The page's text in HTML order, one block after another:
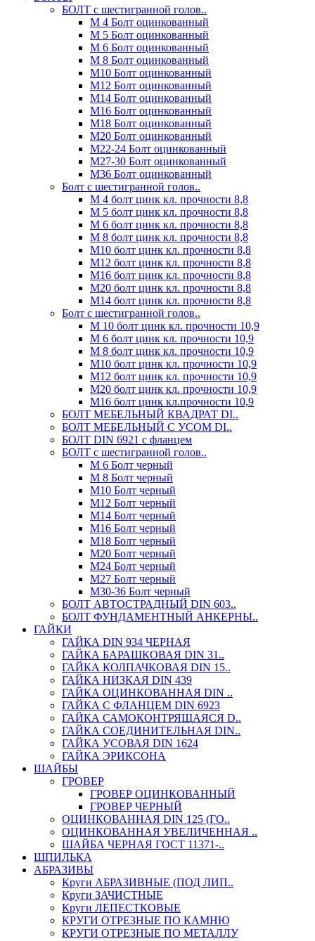
БОЛТ с шестигранной голов..
М 4 Болт оцинкованный
М 5 Болт оцинкованный
М 6 Болт оцинкованный
М 8 Болт оцинкованный
М10 Болт оцинкованный
М12 Болт оцинкованный
М14 Болт оцинкованный
М16 Болт оцинкованный
М18 Болт оцинкованный
М20 Болт оцинкованный
М22-24 Болт оцинкованный
М27-30 Болт оцинкованный
М36 Болт оцинкованный
Болт с шестигранной голов..
М 4 болт цинк кл. прочности 8,8
М 5 болт цинк кл. прочности 8,8
М 6 болт цинк кл. прочности 8,8
М 8 болт цинк кл. прочности 8,8
М10 болт цинк кл. прочности 8,8
М12 болт цинк кл. прочности 8,8
М16 болт цинк кл. прочности 8,8
М20 болт цинк кл. прочности 8,8
М14 болт цинк кл. прочности 8,8
Болт с шестигранной голов..
М 10 болт цинк кл. прочности 10,9
М 6 болт цинк кл. прочности 10,9
М 8 болт цинк кл. прочности 10,9
М10 болт цинк кл. прочности 10,9
М12 болт цинк кл. прочности 10,9
М20 болт цинк кл. прочности 10,9
М16 болт цинк кл.прочности 10,9
БОЛТ МЕБЕЛЬНЫЙ КВАДРАТ DI..
БОЛТ МЕБЕЛЬНЫЙ С УСОМ DI..
БОЛТ DIN 6921 c фланцем
БОЛТ с шестигранной голов..
М 6 Болт черный
М 8 Болт черный
М10 Болт черный
М12 Болт черный
М14 Болт черный
М16 Болт черный
М18 Болт черный
М20 Болт черный
М24 Болт черный
М27 Болт черный
М30-36 Болт черный
БОЛТ АВТОСТРАДНЫЙ DIN 603..
БОЛТ ФУНДАМЕНТНЫЙ АНКЕРНЫ..
ГАЙКИ
ГАЙКА DIN 934 ЧЕРНАЯ
ГАЙКА БАРАШКОВАЯ DIN 31..
ГАЙКА КОЛПАЧКОВАЯ DIN 15..
ГАЙКА НИЗКАЯ DIN 439
ГАЙКА ОЦИНКОВАННАЯ DIN ..
ГАЙКА С ФЛАНЦЕМ DIN 6923
ГАЙКА САМОКОНТРЯЩАЯСЯ D..
ГАЙКА СОЕДИНИТЕЛЬНАЯ DIN..
ГАЙКА УСОВАЯ DIN 1624
ГАЙКА ЭРИКСОНА
ШАЙБЫ
ГРОВЕР
ГРОВЕР ОЦИНКОВАННЫЙ
ГРОВЕР ЧЕРНЫЙ
ОЦИНКОВАННАЯ DIN 125 (ГО..
ОЦИНКОВАННАЯ УВЕЛИЧЕННАЯ ..
ШАЙБА ЧЕРНАЯ ГОСТ 11371-..
ШПИЛЬКА
АБРАЗИВЫ
Круги АБРАЗИВНЫЕ (ПОД ЛИП..
Круги ЗАЧИСТНЫЕ
Круги ЛЕПЕСТКОВЫЕ
КРУГИ ОТРЕЗНЫЕ ПО КАМНЮ
КРУГИ ОТРЕЗНЫЕ ПО МЕТАЛЛУ